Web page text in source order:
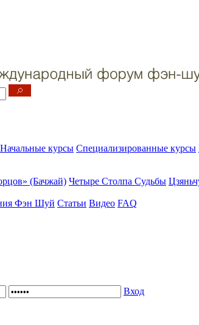
Начальные курсы Специализированные курсы
(Бачжай) Четыре Столпа Судьбы
Фэн Шуй Статьи Видео FAQ
Вход